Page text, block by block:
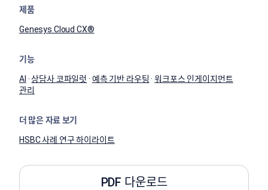
제품
Genesys Cloud CX®
기능
AI ·상담사 코파일럿 · 예측 기반 라우팅 ·워크포스 인게이지먼트
관리
더 많은 자료 보기
HSBC 사례 연구 하이라이트
PDF 다운로드